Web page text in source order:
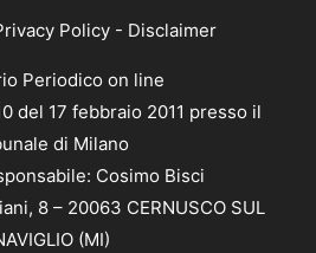
Policy- Disclaimer
Periodico on line
del 17 febbraio 2011 presso il
di Milano
Cosimo Bisci
8 – 20063 CERNUSCO SUL
(MI)